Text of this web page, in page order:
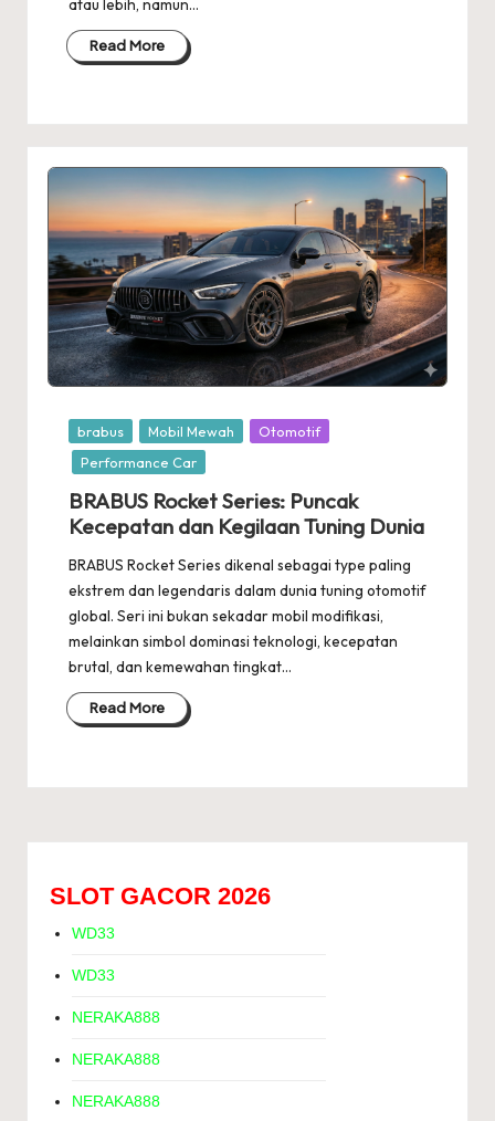
atau lebih, namun…
Read More
Posted
in
brabus Mobil Mewah
Otomotif
Performance Car
BRABUS Rocket Series: Puncak
Kecepatan dan Kegilaan Tuning Dunia
BRABUS Rocket Series dikenal sebagai type paling
ekstrem dan legendaris dalam dunia tuning otomotif
global. Seri ini bukan sekadar mobil modifikasi,
melainkan simbol dominasi teknologi, kecepatan
brutal, dan kemewahan tingkat…
Read More
SLOT GACOR 2026
WD33
WD33
NERAKA888
NERAKA888
NERAKA888